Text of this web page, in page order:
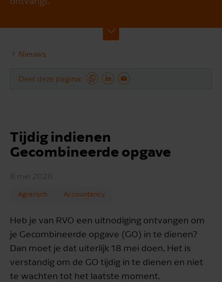
Nieuws
Deel deze pagina
Tijdig indienen
Gecombineerde opgave
8 mei 2026
Agrarisch Accountancy
Heb je van RVO een uitnodiging ontvangen om
je Gecombineerde opgave (GO) in te dienen?
Dan moet je dat uiterlijk 18 mei doen. Het is
verstandig om de GO tijdig in te dienen en niet
te wachten tot het laatste moment.